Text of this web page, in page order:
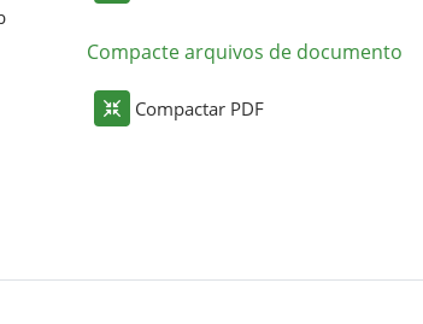
Compacte arquivos de documento
Compactar PDF